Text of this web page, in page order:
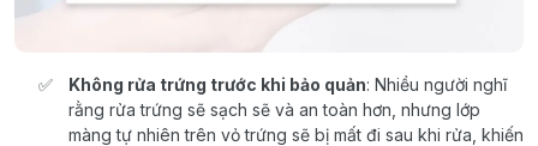
Không rửa trứng trước khi bảo quản: Nhiều người nghĩ
rằng rửa trứng sẽ sạch sẽ và an toàn hơn, nhưng lớp
màng tự nhiên trên vỏ trứng sẽ bị mất đi sau khi rửa, khiến